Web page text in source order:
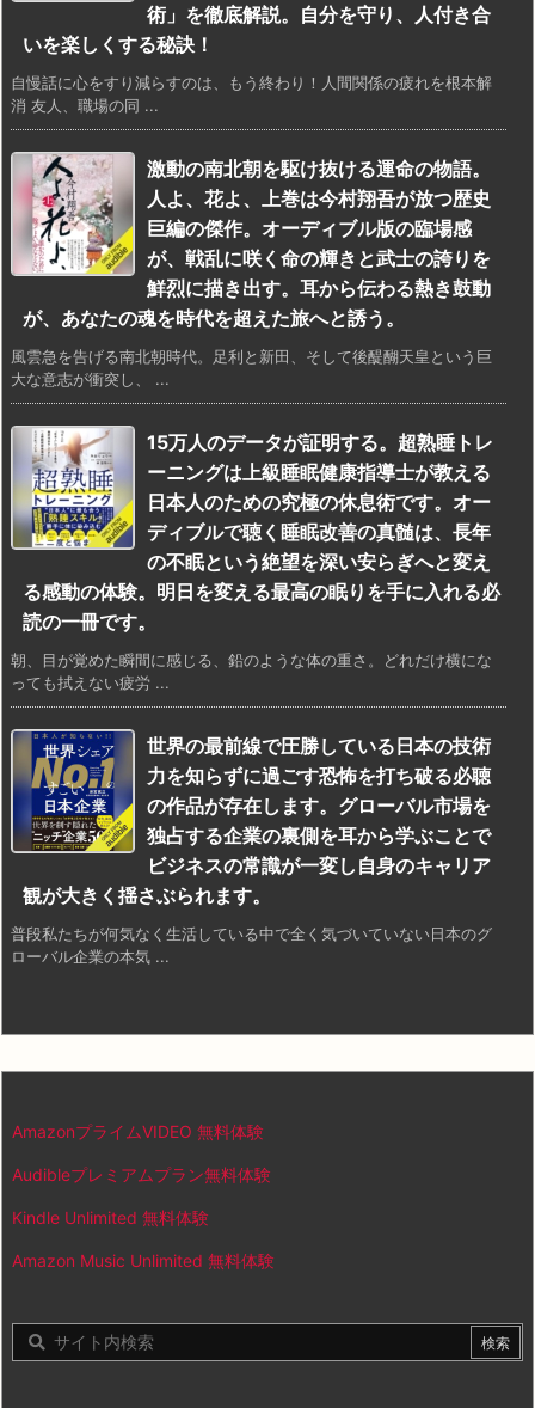
術」を徹底解説。自分を守り、人付き合
いを楽しくする秘訣！
自慢話に心をすり減らすのは、もう終わり！人間関係の疲れを根本解
消 友人、職場の同 ...
激動の南北朝を駆け抜ける運命の物語。
人よ、花よ、上巻は今村翔吾が放つ歴史
巨編の傑作。オーディブル版の臨場感
が、戦乱に咲く命の輝きと武士の誇りを
鮮烈に描き出す。耳から伝わる熱き鼓動
が、あなたの魂を時代を超えた旅へと誘う。
風雲急を告げる南北朝時代。足利と新田、そして後醍醐天皇という巨
大な意志が衝突し、 ...
15万人のデータが証明する。超熟睡トレ
ーニングは上級睡眠健康指導士が教える
日本人のための究極の休息術です。オー
ディブルで聴く睡眠改善の真髄は、長年
の不眠という絶望を深い安らぎへと変え
る感動の体験。明日を変える最高の眠りを手に入れる必
読の一冊です。
朝、目が覚めた瞬間に感じる、鉛のような体の重さ。どれだけ横にな
っても拭えない疲労 ...
世界の最前線で圧勝している日本の技術
力を知らずに過ごす恐怖を打ち破る必聴
の作品が存在します。グローバル市場を
独占する企業の裏側を耳から学ぶことで
ビジネスの常識が一変し自身のキャリア
観が大きく揺さぶられます。
普段私たちが何気なく生活している中で全く気づいていない日本のグ
ローバル企業の本気 ...
AmazonプライムVIDEO 無料体験
Audibleプレミアムプラン無料体験
Kindle Unlimited 無料体験
Amazon Music Unlimited 無料体験